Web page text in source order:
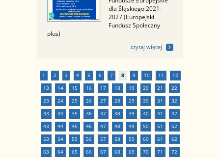
dla Śląskiego 2021-
2027 (Europejski
Fundusz Społeczny
plus)
czytaj więcej
1 2 3 4 5 6 7 8 9 10 11
12
13
14 15 16 17 18 19 20 21
22
23
24 25 26 27 28 29 30 31
32
33
34 35 36 37 38 39 40 41
42
43
44 45 46 47 48 49 50 51
52
53
54 55 56 57 58 59 60 61
62
63
64 65 66 67 68 69 70 71
72